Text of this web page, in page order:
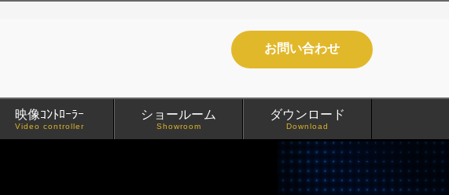
お問い合わせ
映像ｺﾝﾄﾛｰﾗｰ
Video controller
ショールーム
Showroom
ダウンロード
Download